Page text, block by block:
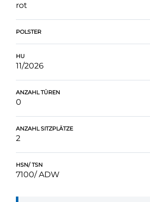
rot
POLSTER
HU
11/2026
ANZAHL TÜREN
0
ANZAHL SITZPLÄTZE
2
HSN/ TSN
7100/ ADW